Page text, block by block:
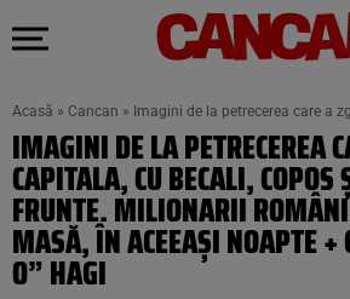
Acasă » Cancan » Imagini de la petrecerea care a
IMAGINI DE LA PETRECEREA
CAPITALA, CU BECALI, COPOS
FRUNTE. MILIONARII
MASĂ, ÎN ACEEAȘI NOAPTE
O” HAGI